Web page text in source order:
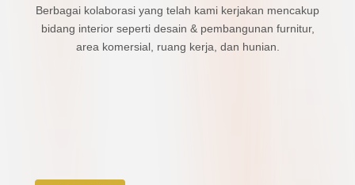
Berbagai kolaborasi yang telah kami kerjakan mencakup
bidang interior seperti desain & pembangunan furnitur,
area komersial, ruang kerja, dan hunian.